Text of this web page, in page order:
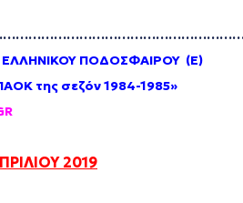
ΕΛΛΗΝΙΚΟΥ ΠΟΔΟΣΦΑΙΡΟΥ (E)
της σεζόν 1984-1985»
2019